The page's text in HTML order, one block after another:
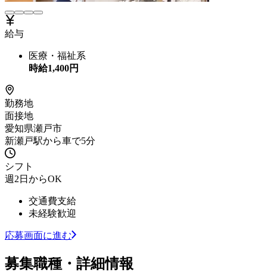
給与
医療・福祉系
時給1,400円
勤務地
面接地
愛知県瀬戸市
新瀬戸駅から車で5分
シフト
週2日からOK
交通費支給
未経験歓迎
応募画面に進む
募集職種・詳細情報